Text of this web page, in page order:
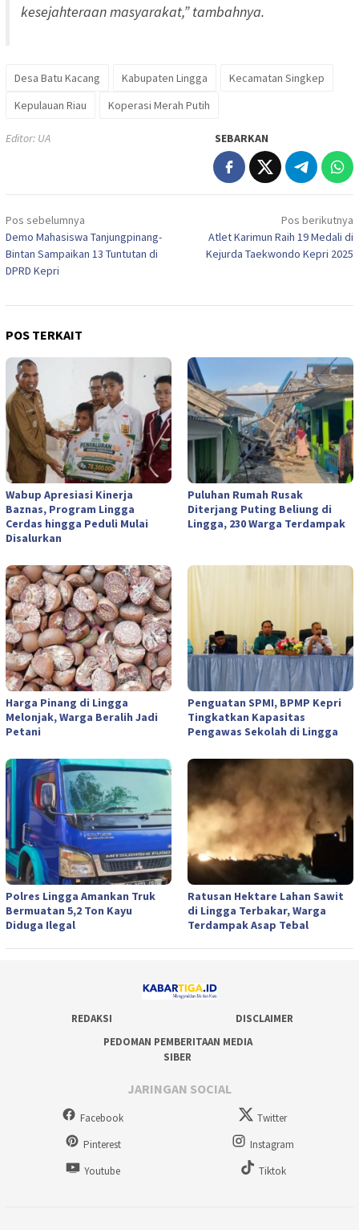
kesejahteraan masyarakat,” tambahnya.
Desa Batu Kacang Kabupaten Lingga
Kecamatan Singkep
Kepulauan Riau
Koperasi Merah Putih
Editor: UA SEBARKAN
Navigasi
pos
Pos sebelumnya
Demo Mahasiswa Tanjungpinang-
Bintan Sampaikan 13 Tuntutan di
DPRD Kepri
Pos berikutnya
Atlet Karimun Raih 19 Medali di
Kejurda Taekwondo Kepri 2025
POS TERKAIT
Wabup Apresiasi Kinerja
Baznas, Program Lingga
Cerdas hingga Peduli Mulai
Disalurkan
Puluhan Rumah Rusak
Diterjang Puting Beliung di
Lingga, 230 Warga Terdampak
Harga Pinang di Lingga
Melonjak, Warga Beralih Jadi
Petani
Penguatan SPMI, BPMP Kepri
Tingkatkan Kapasitas
Pengawas Sekolah di Lingga
Polres Lingga Amankan Truk
Bermuatan 5,2 Ton Kayu
Diduga Ilegal
Ratusan Hektare Lahan Sawit
di Lingga Terbakar, Warga
Terdampak Asap Tebal
REDAKSI
DISCLAIMER
PEDOMAN PEMBERITAAN MEDIA
SIBER
JARINGAN SOCIAL
Facebook
Twitter
Pinterest
Instagram
Youtube
Tiktok